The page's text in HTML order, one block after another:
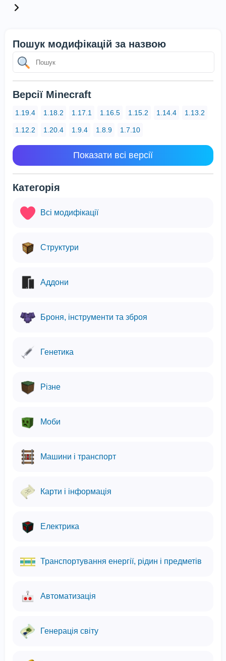
Пошук модифікацій за назвою
Версії Minecraft
1.19.4 1.18.2 1.17.1 1.16.5 1.15.2 1.14.4 1.13.2
1.12.2 1.20.4 1.9.4 1.8.9 1.7.10
Показати всі версії
Категорія
Всі модифікації
Структури
Аддони
Броня, інструменти та зброя
Генетика
Різне
Моби
Машини і транспорт
Карти і інформація
Електрика
Транспортування енергії, рідин і предметів
Автоматизація
Генерація світу